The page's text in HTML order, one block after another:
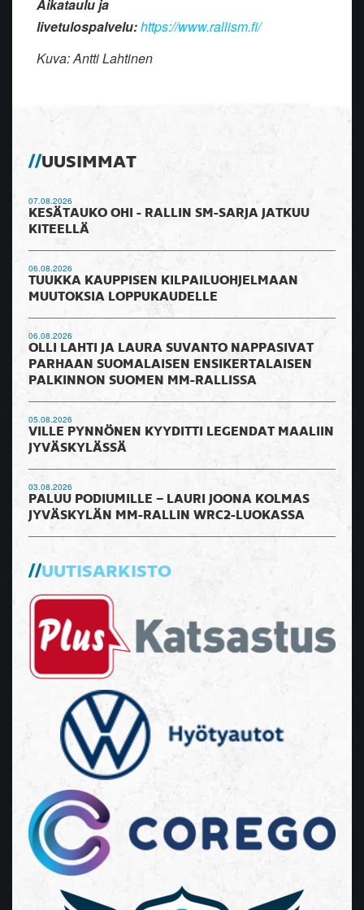
Aikataulu ja
livetulospalvelu:https://www.rallism.fi/
Kuva: Antti Lahtinen
UUSIMMAT
07.08.2026
KESÄTAUKO OHI - RALLIN SM-SARJA JATKUU
KITEELLÄ
06.08.2026
TUUKKA KAUPPISEN KILPAILUOHJELMAAN
MUUTOKSIA LOPPUKAUDELLE
06.08.2026
OLLI LAHTI JA LAURA SUVANTO NAPPASIVAT
PARHAAN SUOMALAISEN ENSIKERTALAISEN
PALKINNON SUOMEN MM-RALLISSA
05.08.2026
VILLE PYNNÖNEN KYYDITTI LEGENDAT MAALIIN
JYVÄSKYLÄSSÄ
03.08.2026
PALUU PODIUMILLE – LAURI JOONA KOLMAS
JYVÄSKYLÄN MM-RALLIN WRC2-LUOKASSA
UUTISARKISTO